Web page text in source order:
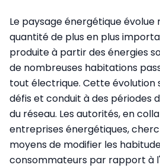
Le paysage énergétique évolue
quantité de plus en plus
produite à partir des énergies
de nombreuses habitations
tout électrique. Cette évolution
défis et conduit à des périodes
du réseau. Les autorités, en
entreprises énergétiques,
moyens de modifier les
consommateurs par rapport à